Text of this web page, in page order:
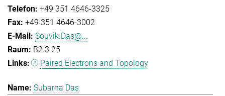
+49 351 4646-3325
+49 351 4646-3002
Souvik.Das@...
B2.3.25
Paired Electrons and Topology
Subarna Das